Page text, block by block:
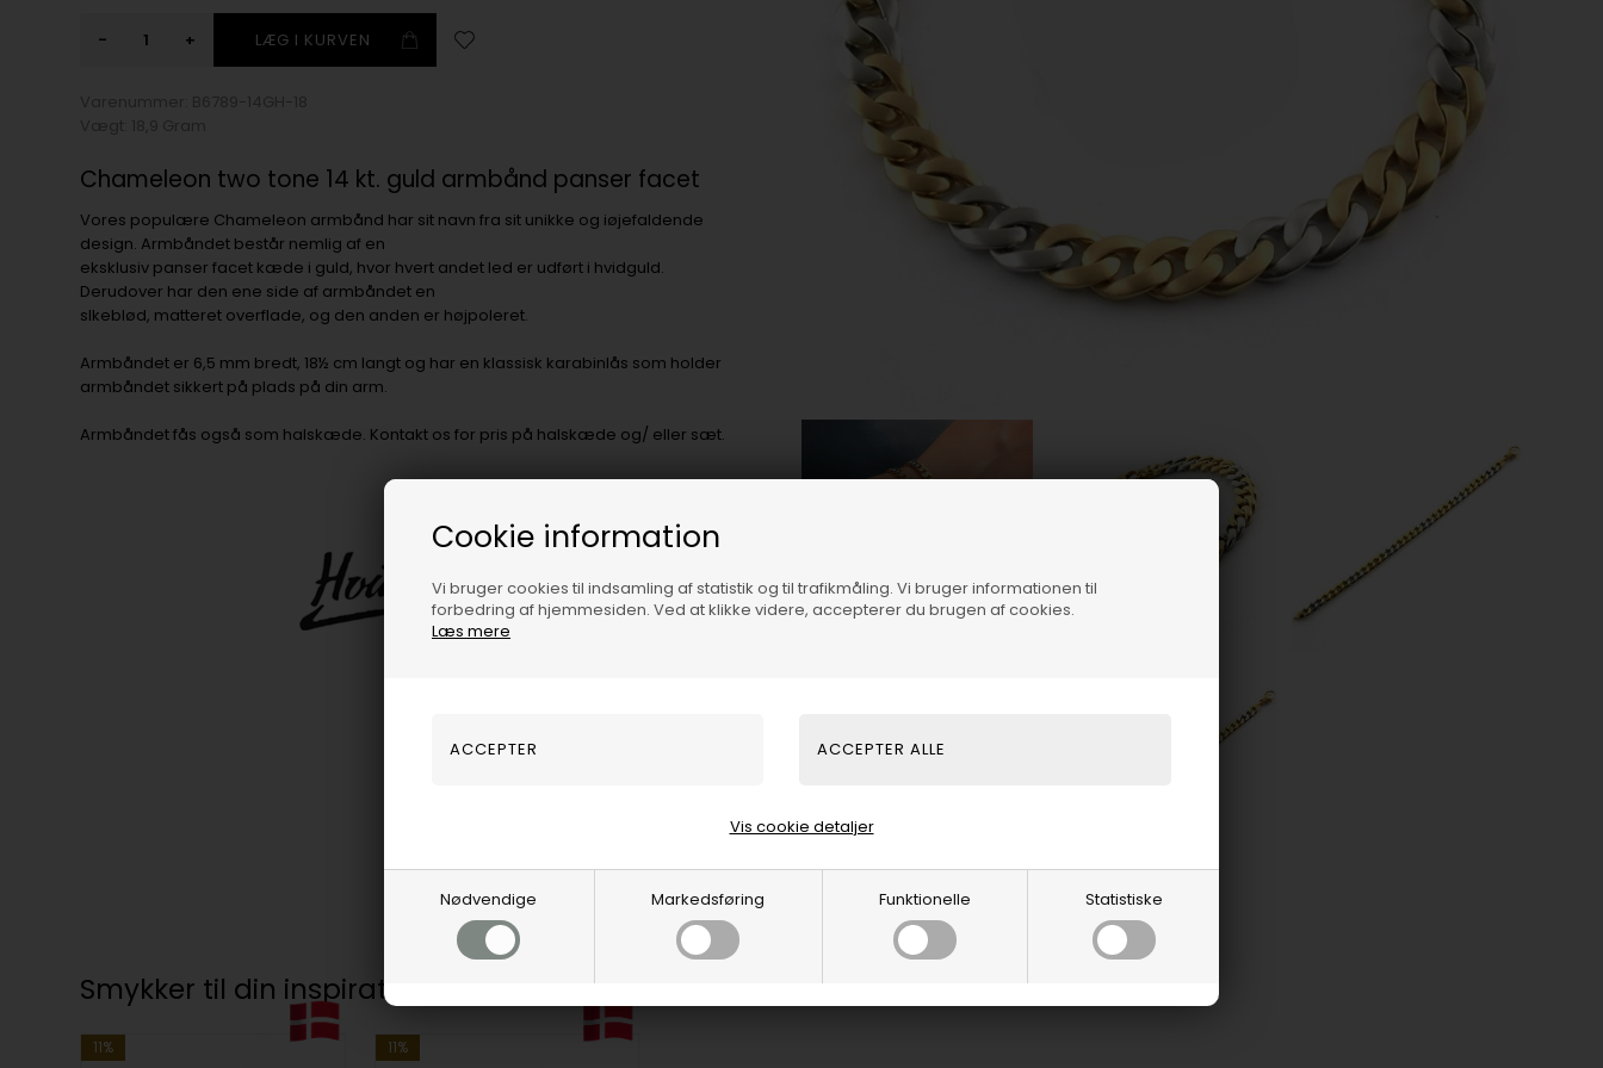
Cookie information
Vi bruger cookies til indsamling af statistik og til trafikmåling. Vi bruger informationen til
forbedring af hjemmesiden. Ved at klikke videre, accepterer du brugen af cookies.
Læs mere
Nødvendige Markedsføring Funktionelle Statistiske
Vis cookie detaljer
- +
Chameleon two tone 14 kt. guld armbånd panser facet
Vores populære Chameleon armbånd har sit navn fra sit unikke og iøjefaldende
design. Armbåndet består nemlig af en
eksklusiv panser facet kæde i guld, hvor hvert andet led er udført i hvidguld.
Derudover har den ene side af armbåndet en
slkeblød, matteret overflade, og den anden er højpoleret.
Armbåndet er 6,5 mm bredt, 18½ cm langt og har en klassisk karabinlås som holder
armbåndet sikkert på plads på din arm.
Armbåndet fås også som halskæde. Kontakt os for pris på halskæde og/ eller sæt.
Smykker til din inspiration
11% 11%